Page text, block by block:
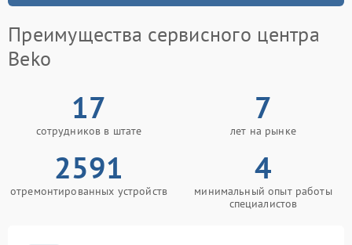
Преимущества сервисного центра
Beko
17
сотрудников в штате
7
лет на рынке
2591
отремонтированных устройств
4
минимальный опыт работы
специалистов